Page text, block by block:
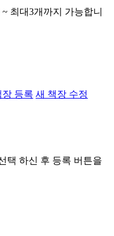
최대3개까지 가능합니
장 등록 새 책장 수정
택 하신 후 등록 버튼을